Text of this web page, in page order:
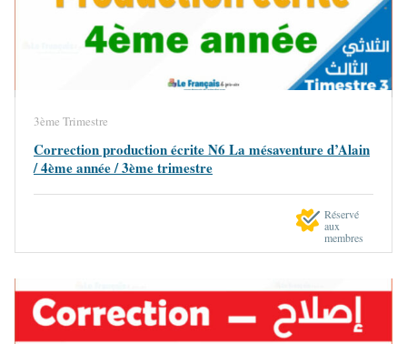
3ème Trimestre
Correction production écrite N6 La mésaventure d’Alain
/ 4ème année / 3ème trimestre
Réservé
aux
membres